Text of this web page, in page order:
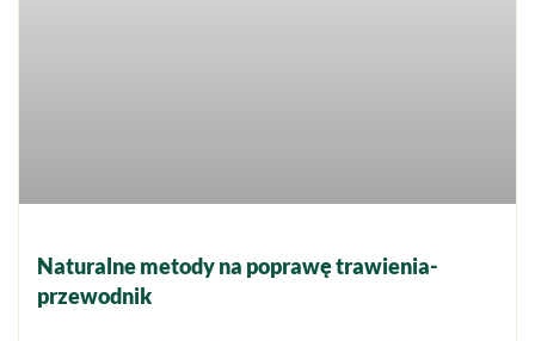
Naturalne metody na poprawę trawienia-
przewodnik